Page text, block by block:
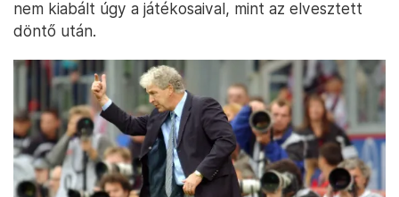
nem kiabált úgy a játékosaival, mint az elvesztett
döntő után.